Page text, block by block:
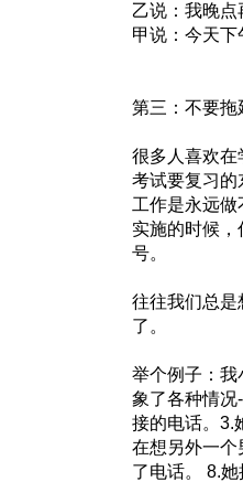
乙说：我晚点
甲说：今天
第三：不要拖
很多人喜欢在
考试要复习的
工作是永远做
实施的时候
号。
往往我们总是
了。
举个例子：我
象了各种情况
接的电话。3.
在想另外一个
了电话。 8.